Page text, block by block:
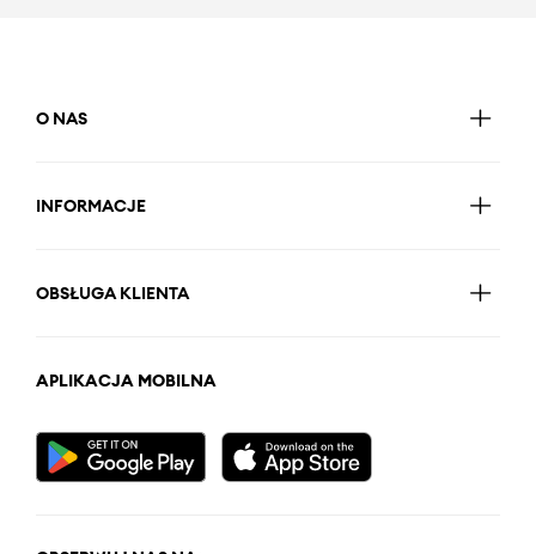
O NAS
INFORMACJE
OBSŁUGA KLIENTA
APLIKACJA MOBILNA